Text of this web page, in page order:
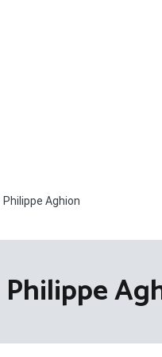
Philippe Aghion
Philippe